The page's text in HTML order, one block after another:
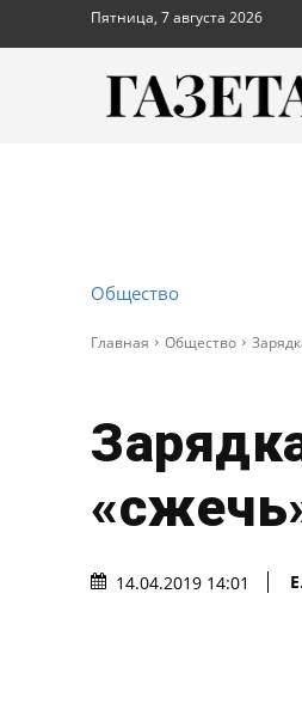
Пятница, 7 августа 2026
Общество
Главная Общество
14.04.2019 14:01